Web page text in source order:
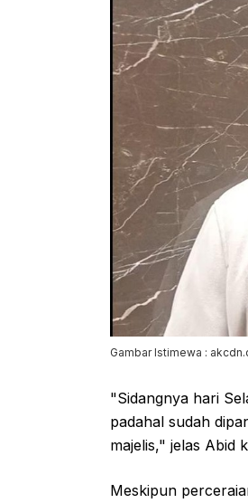
Gambar Istimewa :
"Sidangnya hari
padahal sudah
majelis," jelas Abid
Meskipun